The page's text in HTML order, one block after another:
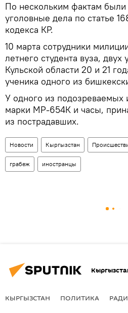
По нескольким фактам
уголовные дела по статье
кодекса КР.
10 марта сотрудники
летнего студента вуза,
Кульской области 20 и 21
ученика одного из
У одного из подозреваемых
марки МР-654К и часы,
из пострадавших.
Новости Кыргызстан
грабеж иностранцы
КЫРГЫЗСТАН ПОЛИТИКА